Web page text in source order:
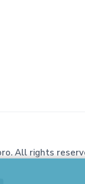
All rights